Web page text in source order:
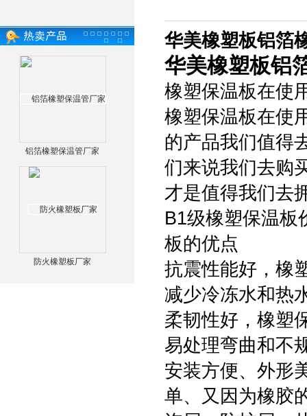
铝箔橡塑保温管厂家
防火橡塑板厂家
华美橡塑板铝箔
华美橡塑板铝
橡塑保温板在使
橡塑保温板在使
的产品我们值得
们来说我们去购
才是值得我们去
B1级橡塑保温板
板的优点
抗震性能好，橡
减少冷冻水和热
柔韧性好，橡塑
易处理弯曲和不
安装方便、外形
单、又因为橡胶